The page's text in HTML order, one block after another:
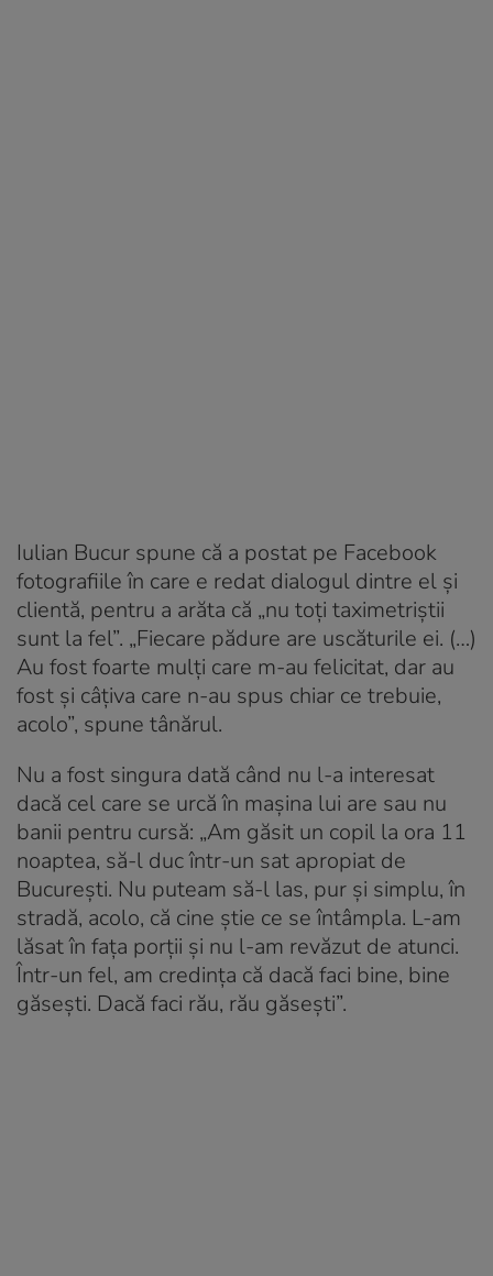
Iulian Bucur spune că a postat pe Facebook
fotografiile în care e redat dialogul dintre el și
clientă, pentru a arăta că „nu toți taximetriștii
sunt la fel”. „Fiecare pădure are uscăturile ei. (…)
Au fost foarte mulți care m-au felicitat, dar au
fost și câțiva care n-au spus chiar ce trebuie,
acolo”, spune tânărul.
Nu a fost singura dată când nu l-a interesat
dacă cel care se urcă în mașina lui are sau nu
banii pentru cursă: „Am găsit un copil la ora 11
noaptea, să-l duc într-un sat apropiat de
București. Nu puteam să-l las, pur și simplu, în
stradă, acolo, că cine știe ce se întâmpla. L-am
lăsat în fața porții și nu l-am revăzut de atunci.
Într-un fel, am credința că dacă faci bine, bine
găsești. Dacă faci rău, rău găsești”.